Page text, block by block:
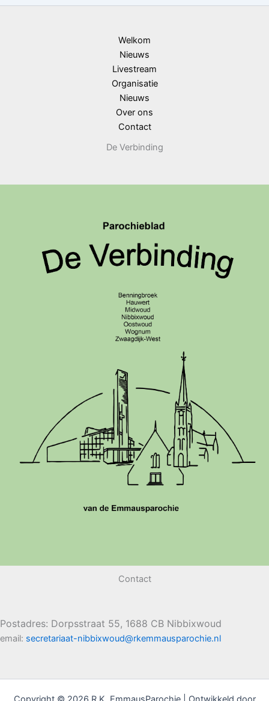
Welkom
Nieuws
Livestream
Organisatie
Nieuws
Over ons
Contact
De Verbinding
Contact
Postadres: Dorpsstraat 55, 1688 CB Nibbixwoud
email: secretariaat-nibbixwoud@rkemmausparochie.nl